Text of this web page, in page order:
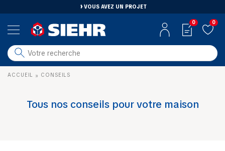
VOUS AVEZ UN PROJET
salle de bain
carrelage
0 0
ACCUEIL » CONSEILS
Tous nos conseils pour votre maison